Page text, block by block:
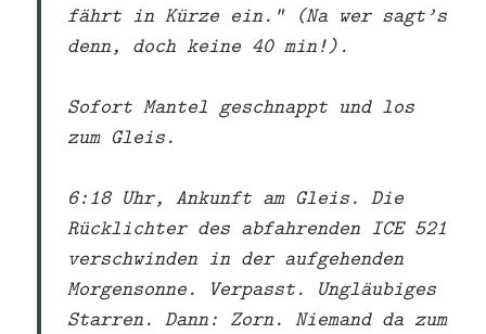
fährt in Kürze ein.“ (Na wer sagt’s
denn, doch keine 40 min!).
Sofort Mantel geschnappt und los
zum Gleis.
6:18 Uhr, Ankunft am Gleis. Die
Rücklichter des abfahrenden ICE 521
verschwinden in der aufgehenden
Morgensonne. Verpasst. Ungläubiges
Starren. Dann: Zorn. Niemand da zum